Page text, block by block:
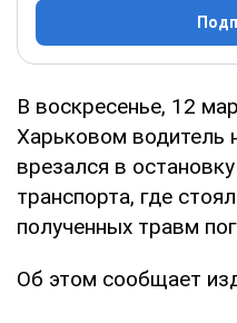
В воскресенье, 12
Харьковом водитель
врезался в
транспорта, где
полученных травм
Об этом сообщает